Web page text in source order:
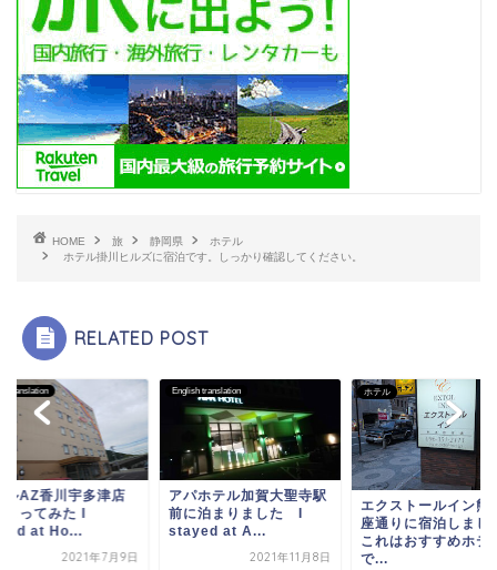
HOME 旅 静岡県
ホテル
ホテル掛川ヒルズに宿泊です。しっかり確認してください。
RELATED POST
translation
ホテル加賀大聖寺駅
泊まりました I
at A...
2021年11月8日
ホテル
エクストールイン熊本銀
座通りに宿泊しました。
これはおすすめホテル
English translation
ホテルAZ香川宇多
に泊まってみた I
stayed at Ho...